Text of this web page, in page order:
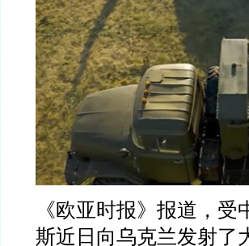
《欧亚时报》报道，受
斯近日向乌克兰发射了